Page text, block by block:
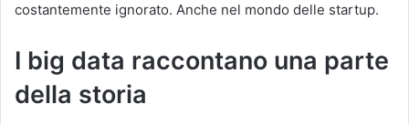
costantemente ignorato. Anche nel mondo delle startup.
I big data raccontano una parte
della storia